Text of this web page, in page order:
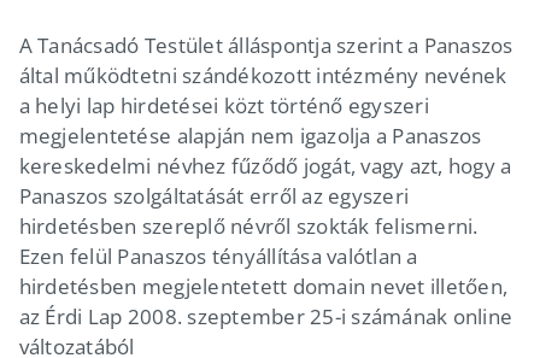
A Tanácsadó Testület álláspontja szerint a Panaszos
által működtetni szándékozott intézmény nevének
a helyi lap hirdetései közt történő egyszeri
megjelentetése alapján nem igazolja a Panaszos
kereskedelmi névhez fűződő jogát, vagy azt, hogy a
Panaszos szolgáltatását erről az egyszeri
hirdetésben szereplő névről szokták felismerni.
Ezen felül Panaszos tényállítása valótlan a
hirdetésben megjelentetett domain nevet illetően,
az Érdi Lap 2008. szeptember 25-i számának online
változatából